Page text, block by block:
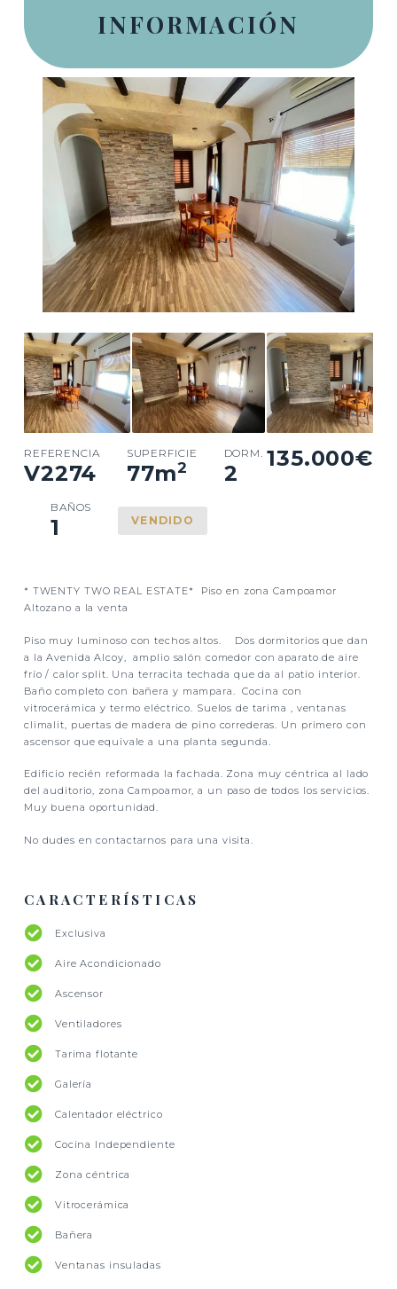
INFORMACIÓN
135.000€
REFERENCIA
V2274
SUPERFICIE
77m2
DORM.
2
BAÑOS
1 VENDIDO
* TWENTY TWO REAL ESTATE* Piso en zona Campoamor
Altozano a la venta
Piso muy luminoso con techos altos. Dos dormitorios que dan
a la Avenida Alcoy, amplio salón comedor con aparato de aire
frío / calor split. Una terracita techada que da al patio interior.
Baño completo con bañera y mampara. Cocina con
vitrocerámica y termo eléctrico. Suelos de tarima , ventanas
climalit, puertas de madera de pino correderas. Un primero con
ascensor que equivale a una planta segunda.
Edificio recién reformada la fachada. Zona muy céntrica al lado
del auditorio, zona Campoamor, a un paso de todos los servicios.
Muy buena oportunidad.
No dudes en contactarnos para una visita.
CARACTERÍSTICAS
Exclusiva
Aire Acondicionado
Ascensor
Ventiladores
Tarima flotante
Galería
Calentador eléctrico
Cocina Independiente
Zona céntrica
Vitrocerámica
Bañera
Ventanas insuladas